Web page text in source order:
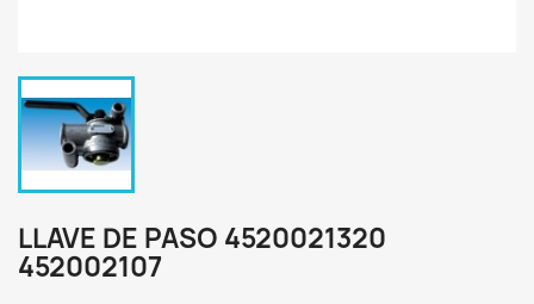
LLAVE DE PASO 4520021320
452002107